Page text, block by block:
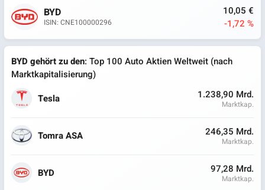
BYD
ISIN: CNE100000296
10,05 €
-1,72 %
BYD gehört zu den: Top 100 Auto Aktien Weltweit (nach
Marktkapitalisierung)
Tesla
1.238,90 Mrd.
Marktkap.
Tomra ASA 246,35 Mrd.
Marktkap.
BYD 97,28 Mrd.
Marktkap.